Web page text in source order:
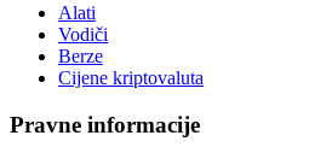
Alati
Vodiči
Berze
Cijene kriptovaluta
Pravne informacije